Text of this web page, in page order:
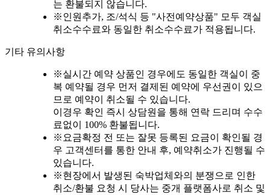
는 환불되지 않습니다.
※인원추가, 조/석식 등 "사전예약상품" 모두 객실
취소수수료와 동일한 취소수수료가 적용됩니다.
기타 유의사항
※실시간 예약 상품인 경우에도 동일한 객실이 중
복 예약될 경우 먼저 결제된 예약에 우선권이 있으
므로 예약이 취소될 수 있습니다.
이경우 확인 즉시 상담원을 통해 연락 드리며 수수
료없이 100% 환불됩니다.
※ 요금확정 전 또는 잘못 등록된 요금이 확인될 경
우 고객센터를 통한 안내 후, 예약취소가 진행될 수
있습니다.
※현장에서 발생된 숙박업체와의 분쟁으로 인한
취소/환불 요청 시 당사는 중개 플랫폼사로 취소 및